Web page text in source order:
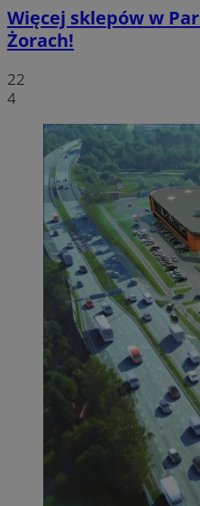
Więcej sklepów w
Żorach!
22
4